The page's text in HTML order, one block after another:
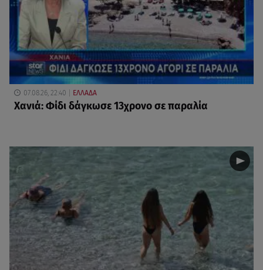
07.08.26, 22:40 ΕΛΛΑΔΑ
Χανιά: Φίδι δάγκωσε 13χρονο σε παραλία